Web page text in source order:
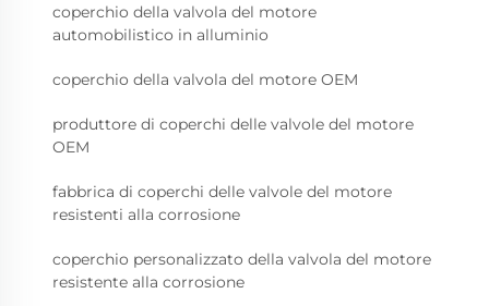
coperchio della valvola del motore
automobilistico in alluminio
coperchio della valvola del motore OEM
produttore di coperchi delle valvole del motore
OEM
fabbrica di coperchi delle valvole del motore
resistenti alla corrosione
coperchio personalizzato della valvola del motore
resistente alla corrosione